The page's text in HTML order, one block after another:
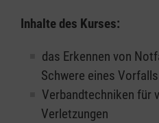
Inhalte des Kurses:
das Erkennen von
Schwere eines Vorfalls
Verbandtechniken für
Verletzungen